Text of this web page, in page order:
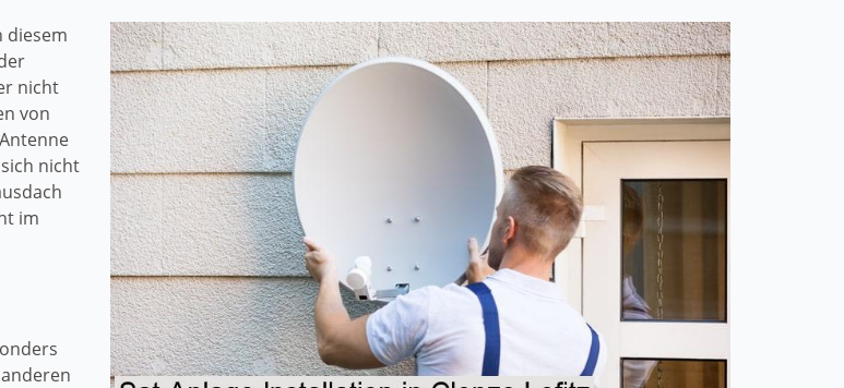
diesem
nicht
von
nicht
im